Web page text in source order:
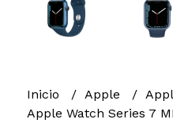
Inicio Apple
Apple Watch Series 7